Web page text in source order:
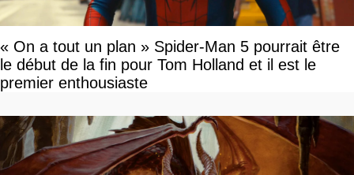
« On a tout un plan » Spider-Man 5 pourrait être
le début de la fin pour Tom Holland et il est le
premier enthousiaste